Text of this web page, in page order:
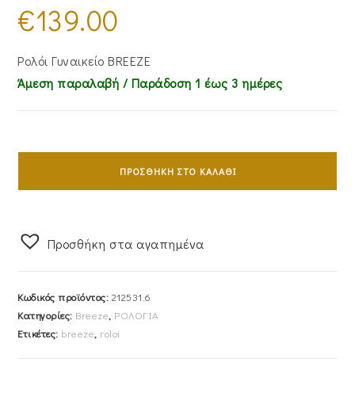
€139.00
Ρολόι Γυναικείο BREEZE
Άμεση παραλαβή / Παράδoση 1 έως 3 ημέρες
Ρολόι
BREEZE
Σειρά
ποσότητα
ΠΡΟΣΘΉΚΗ ΣΤΟ ΚΑΛΆΘΙ
Προσθήκη στα αγαπημένα
Κωδικός προϊόντος: 212531.6
Κατηγορίες: Breeze, ΡΟΛΟΓΙΑ
Ετικέτες: breeze, roloi